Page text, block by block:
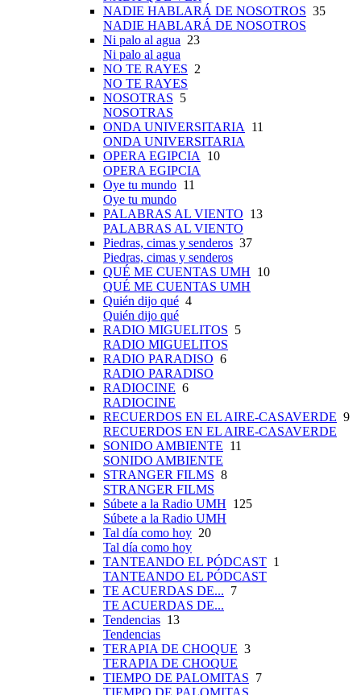
NADIE HABLARÁ DE NOSOTROS 35
NADIE HABLARÁ DE NOSOTROS
Ni palo al agua 23
Ni palo al agua
NO TE RAYES 2
NO TE RAYES
NOSOTRAS 5
NOSOTRAS
ONDA UNIVERSITARIA
11
ONDA UNIVERSITARIA
OPERA EGIPCIA
10
OPERA EGIPCIA
Oye tu mundo 11
Oye tu mundo
PALABRAS AL VIENTO 13
PALABRAS AL VIENTO
Piedras, cimas y senderos 37
Piedras, cimas y senderos
QUÉ ME CUENTAS UMH 10
QUÉ ME CUENTAS UMH
Quién dijo qué 4
Quién dijo qué
RADIO MIGUELITOS 5
RADIO MIGUELITOS
RADIO PARADISO 6
RADIO PARADISO
RADIOCINE 6
RADIOCINE
RECUERDOS EN EL AIRE-CASAVERDE 9
RECUERDOS EN EL AIRE-CASAVERDE
SONIDO AMBIENTE 11
SONIDO AMBIENTE
STRANGER FILMS 8
STRANGER FILMS
Súbete a la Radio UMH 125
Súbete a la Radio UMH
Tal día como hoy 20
Tal día como hoy
TANTEANDO EL PÓDCAST 1
TANTEANDO EL PÓDCAST
TE ACUERDAS DE... 7
TE ACUERDAS DE...
Tendencias 13
Tendencias
TERAPIA DE CHOQUE 3
TERAPIA DE CHOQUE
TIEMPO DE PALOMITAS 7